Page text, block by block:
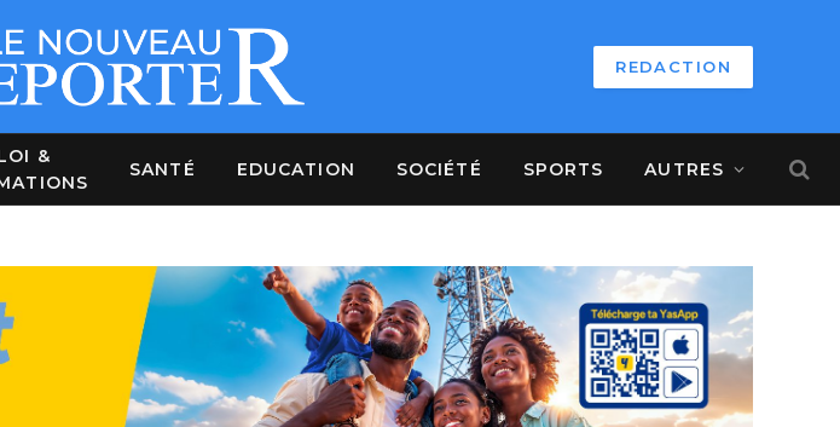
REDACTION
&
SANTÉ EDUCATION SOCIÉTÉ SPORTS AUTRES